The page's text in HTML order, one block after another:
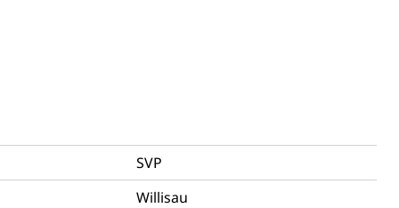
SVP
Willisau
elterliche Sorge